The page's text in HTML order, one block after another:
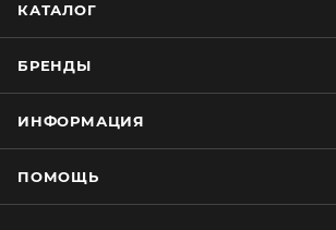
КАТАЛОГ
БРЕНДЫ
ИНФОРМАЦИЯ
ПОМОЩЬ